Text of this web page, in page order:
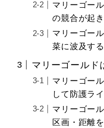
マリーゴー
の競合が起
マリーゴー
菜に波及す
マリーゴールド
マリーゴー
して防護ラ
マリーゴー
区画・距離